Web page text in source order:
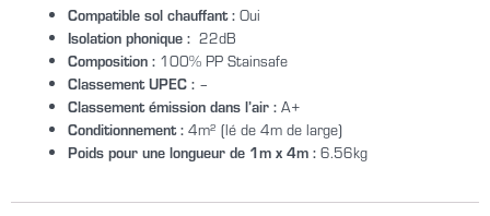
Compatible sol chauffant : Oui
Isolation phonique : 22dB
Composition : 100% PP Stainsafe
Classement UPEC : –
Classement émission dans l’air : A+
Conditionnement : 4m² (lé de 4m de large)
Poids pour une longueur de 1m x 4m : 6.56kg